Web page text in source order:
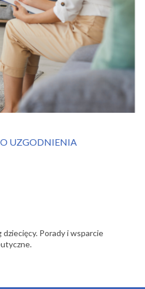
UZGODNIENIA
Porady i wsparcie